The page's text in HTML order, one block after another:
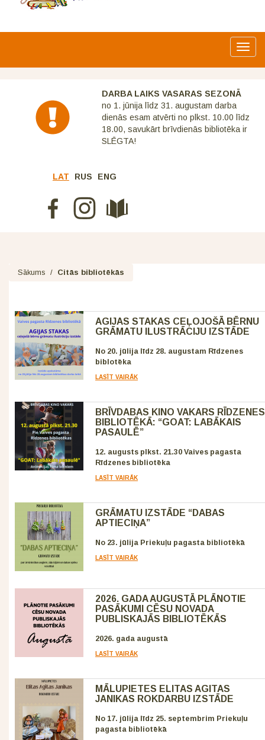
DARBA LAIKS VASARAS SEZONĀ
no 1. jūnija līdz 31. augustam darba
dienās esam atvērti no plkst. 10.00 līdz
18.00, savukārt brīvdienās bibliotēka ir
SLĒGTA!
LAT RUS ENG
Sākums / Citās bibliotēkās
AGIJAS STAKAS CEĻOJOŠĀ BĒRNU
GRĀMATU ILUSTRĀCIJU IZSTĀDE
No 20. jūlija līdz 28. augustam Rīdzenes
biblotēka
LASĪT VAIRĀK
BRĪVDABAS KINO VAKARS RĪDZENES
BIBLIOTĒKĀ: “GOAT: LABĀKAIS
PASAULĒ”
12. augusts plkst. 21.30 Vaives pagasta
Rīdzenes bibliotēka
LASĪT VAIRĀK
GRĀMATU IZSTĀDE “DABAS
APTIECIŅA”
No 23. jūlija Priekuļu pagasta bibliotēkā
LASĪT VAIRĀK
2026. GADA AUGUSTĀ PLĀNOTIE
PASĀKUMI CĒSU NOVADA
PUBLISKAJĀS BIBLIOTĒKĀS
2026. gada augustā
LASĪT VAIRĀK
MĀLUPIETES ELITAS AGITAS
JANIKAS ROKDARBU IZSTĀDE
No 17. jūlija līdz 25. septembrim Priekuļu
pagasta bibliotēkā